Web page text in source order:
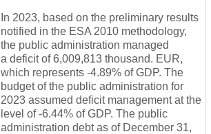
In 2023, based on the preliminary results
notified in the ESA 2010 methodology,
the public administration managed
a deficit of 6,009,813 thousand. EUR,
which represents -4.89% of GDP. The
budget of the public administration for
2023 assumed deficit management at the
level of -6.44% of GDP. The public
administration debt as of December 31,